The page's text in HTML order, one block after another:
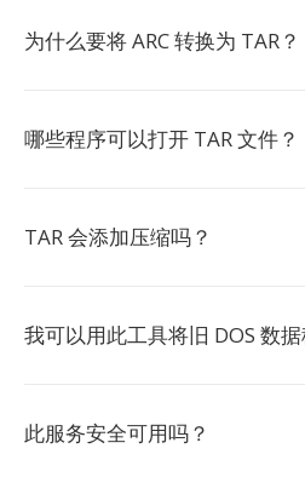
为什么要将 ARC 转换为 TAR？
哪些程序可以打开 TAR 文件？
TAR 会添加压缩吗？
我可以用此工具将旧 DOS 数
此服务安全可用吗？